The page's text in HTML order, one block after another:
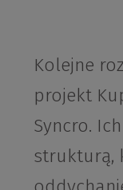
Kolejne
projekt
Syncro.
strukturą,